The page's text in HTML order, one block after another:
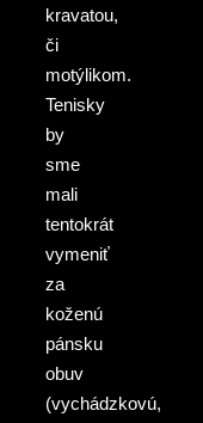
kravatou,
či
motýlikom.
Tenisky
by
sme
mali
tentokrát
vymeniť
za
koženú
pánsku
obuv
(vychádzkovú,